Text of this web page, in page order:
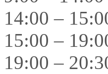
14:00 –
15:00 –
19:00 –